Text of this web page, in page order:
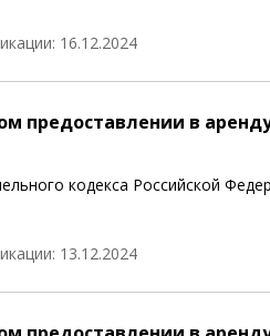
16.12.2024
предоставлении в
кодекса Российской
13.12.2024